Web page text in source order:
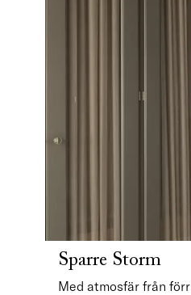
Sparre Storm
Med atmosfär från förr